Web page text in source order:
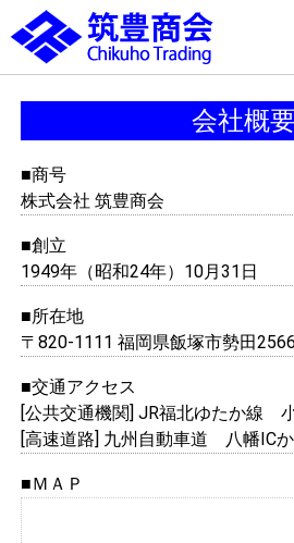
会社概要
■商号
株式会社 筑豊商会
■創立
1949年（昭和24年）10月31日
■所在地
〒820-1111 福岡県飯塚市勢田
■交通アクセス
[公共交通機関] JR福北ゆたか線
[高速道路] 九州自動車道 八幡IC
■ＭＡＰ